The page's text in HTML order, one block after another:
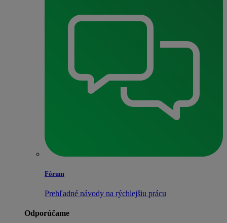
Fórum
Prehľadné návody na rýchlejšiu prácu
Odporúčame